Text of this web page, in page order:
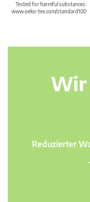
Tested for harmful substances.
www.oeko-tex.com/standard100
Wir
Reduzierter